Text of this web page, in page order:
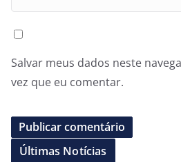
Salvar meus dados neste
vez que eu comentar.
Últimas Notícias